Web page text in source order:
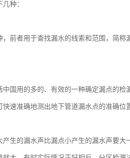
种：
前者用于查找漏水的线索和范围，简
国用的多的、有效的一种确定漏点的
速准确地测出地下管道漏水点的准确位
生的漏水声比漏点小产生的漏水声要大